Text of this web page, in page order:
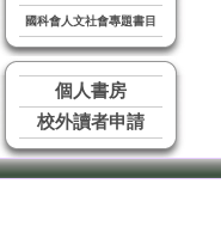
國科會人文社會專題書目
個人書房
校外讀者申請